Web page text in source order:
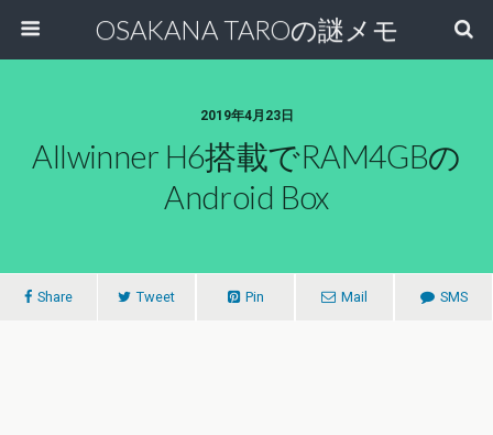
OSAKANA TAROの謎メモ
2019年4月23日
Allwinner H6搭載でRAM4GBの
Android Box
Share Tweet Pin Mail SMS